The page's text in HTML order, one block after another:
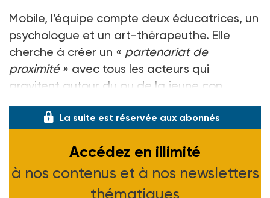
Mobile, l’équipe compte deux éducatrices, un
psychologue et un art-thérapeuthe. Elle
cherche à créer un « partenariat de
proximité» avec tous les acteurs qui
gravitent autour du ou de la jeune con
La suite est réservée aux abonnés
Accédez en illimité
à nos contenus et à nos newsletters
thématiques